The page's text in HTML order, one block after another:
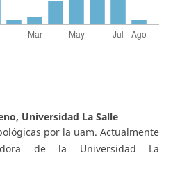
Universidad La Salle
por la uam. Actualmente
de la Universidad La